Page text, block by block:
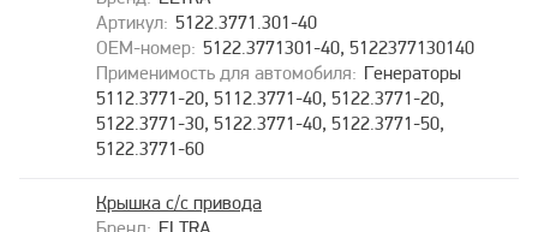
5122.3771.301-40
5122.3771301-40, 5122377130140
Генераторы
5112.3771-20, 5112.3771-40, 5122.3771-20,
5122.3771-30, 5122.3771-40, 5122.3771-50,
5122.3771-60
Крышка с/с привода